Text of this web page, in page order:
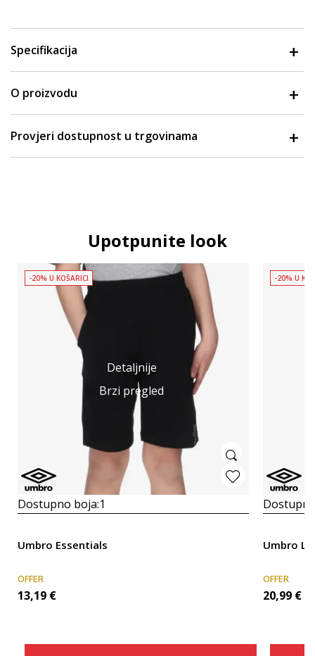
Specifikacija
O proizvodu
Provjeri dostupnost u trgovinama
Upotpunite look
Detaljnije
Brzi pregled
-20% U KOŠARICI
Dostupno boja:1
Umbro Essentials
OFFER
13,19 €
-20% U
Umbro
OFFER
20,99 €